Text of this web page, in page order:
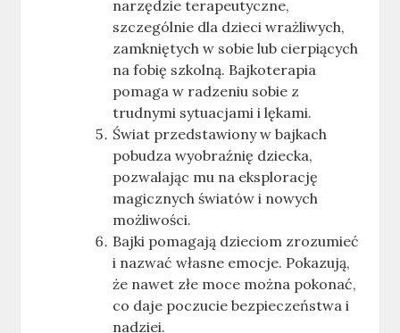
narzędzie terapeutyczne,
szczególnie dla dzieci wrażliwych,
zamkniętych w sobie lub cierpiących
na fobię szkolną. Bajkoterapia
pomaga w radzeniu sobie z
trudnymi sytuacjami i lękami.
Świat przedstawiony w bajkach
pobudza wyobraźnię dziecka,
pozwalając mu na eksplorację
magicznych światów i nowych
możliwości.
Bajki pomagają dzieciom zrozumieć
i nazwać własne emocje. Pokazują,
że nawet złe moce można pokonać,
co daje poczucie bezpieczeństwa i
nadziei.